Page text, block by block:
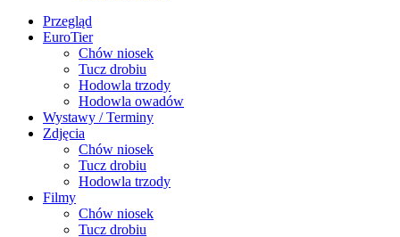
Przegląd
EuroTier
Chów niosek
Tucz drobiu
Hodowla trzody
Hodowla owadów
Wystawy / Terminy
Zdjęcia
Chów niosek
Tucz drobiu
Hodowla trzody
Filmy
Chów niosek
Tucz drobiu